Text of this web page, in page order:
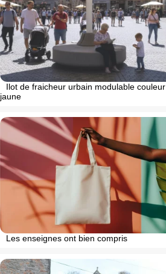
Ilot de fraicheur urbain modulable couleur
jaune
Les enseignes ont bien compris